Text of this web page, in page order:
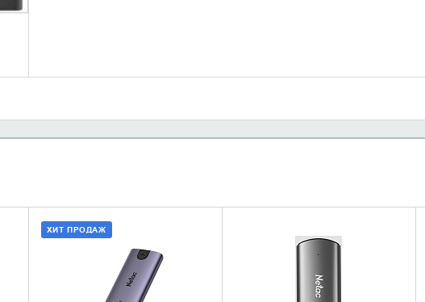
ХИТ ПРОДАЖ
ДОБАВИТЬ В КОРЗИНУ
КУПИТЬ В 1 КЛИК
УТОЧНИТЬ НАЛИЧИЕ